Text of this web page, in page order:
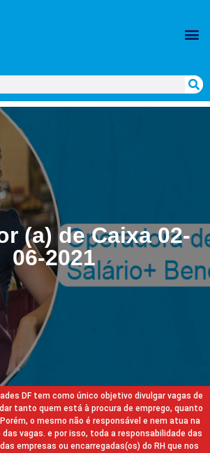
(a) de Caixa 02-
06-2021
DF tem como único objetivo divulgar vagas de
tanto quem está à procura de emprego, quanto
o mesmo não é responsável e nem atua na
vagas. e por isso, toda a responsabilidade das
empresas ou encarregadas(os) do RH que nos